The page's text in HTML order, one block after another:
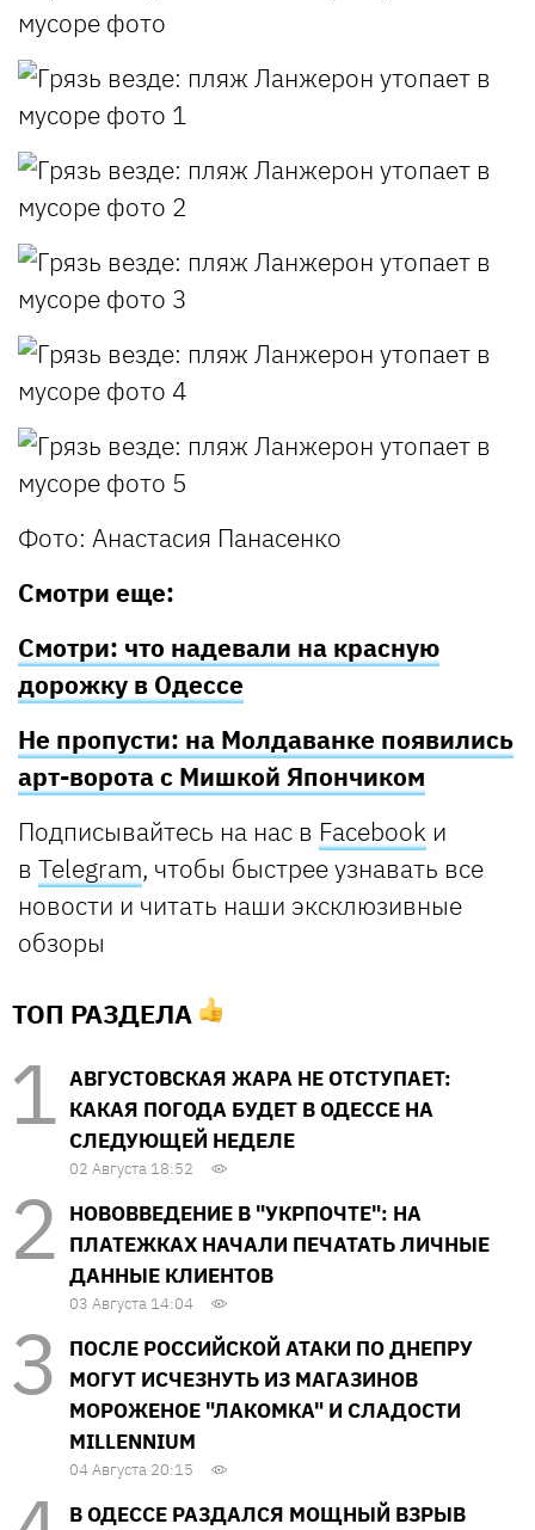
Фото: Анастасия Панасенко
Смотри еще:
Смотри: что надевали на красную
дорожку в Одессе
Не пропусти: на Молдаванке появились
арт-ворота с Мишкой Япончиком
Подписывайтесь на нас в Facebook и
в Telegram, чтобы быстрее узнавать все
новости и читать наши эксклюзивные
обзоры
ТОП РАЗДЕЛА
АВГУСТОВСКАЯ ЖАРА НЕ ОТСТУПАЕТ:
КАКАЯ ПОГОДА БУДЕТ В ОДЕССЕ НА
СЛЕДУЮЩЕЙ НЕДЕЛЕ
02 Августа 18:52
НОВОВВЕДЕНИЕ В "УКРПОЧТЕ": НА
ПЛАТЕЖКАХ НАЧАЛИ ПЕЧАТАТЬ ЛИЧНЫЕ
ДАННЫЕ КЛИЕНТОВ
03 Августа 14:04
ПОСЛЕ РОССИЙСКОЙ АТАКИ ПО ДНЕПРУ
МОГУТ ИСЧЕЗНУТЬ ИЗ МАГАЗИНОВ
МОРОЖЕНОЕ "ЛАКОМКА" И СЛАДОСТИ
MILLENNIUM
04 Августа 20:15
В ОДЕССЕ РАЗДАЛСЯ МОЩНЫЙ ВЗРЫВ